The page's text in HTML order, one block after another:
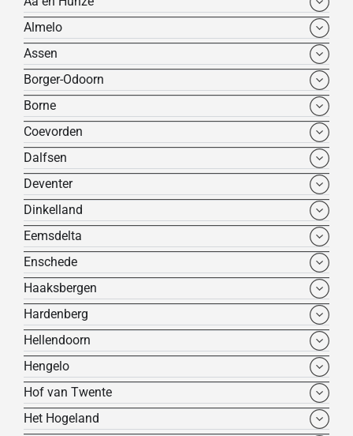
Almelo
Assen
Borger-Odoorn
Borne
Coevorden
Dalfsen
Deventer
Dinkelland
Eemsdelta
Enschede
Haaksbergen
Hardenberg
Hellendoorn
Hengelo
Hof van Twente
Het Hogeland